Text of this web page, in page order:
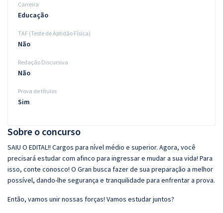
Sobre o concurso
SAIU O EDITAL!! Cargos para nível médio e superior. Agora, você
precisará estudar com afinco para ingressar e mudar a sua vida! Para
isso, conte conosco! O Gran busca fazer de sua preparação a melhor
possível, dando-lhe segurança e tranquilidade para enfrentar a prova.
Então, vamos unir nossas forças! Vamos estudar juntos?
Carreira
Educação
TAF (Teste de Aptidão Física)
Não
Redação Discursiva
Não
Prova de títulos
Sim